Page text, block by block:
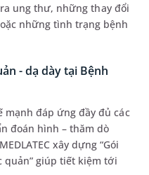
ung thư, những thay đổi
những tình trạng bệnh
- dạ dày tại Bệnh
mạnh đáp ứng đầy đủ các
đoán hình – thăm dò
xây dựng “Gói
quản” giúp tiết kiệm tới